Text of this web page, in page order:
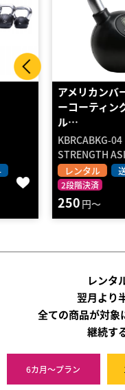
アメリカンバーベル・
ーコーティングケトル
KBRCABKG-04
STRENGTH ASIA
レンタル 送料無料
2段階決済
円～
レンタ
翌月より
全ての商品が対象
継続す
6カ月～プラン